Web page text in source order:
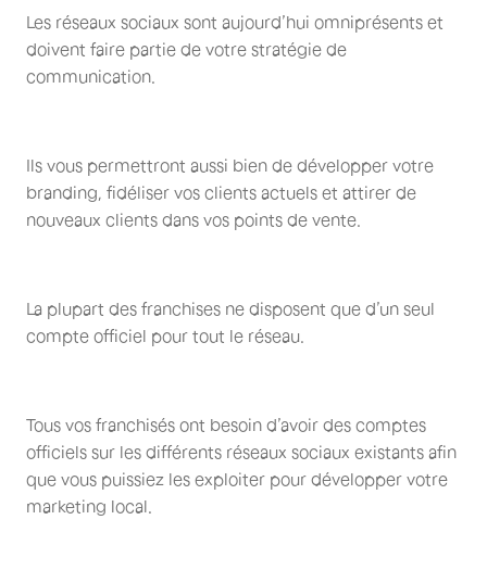
Les réseaux sociaux sont aujourd’hui omniprésents et
doivent faire partie de votre stratégie de
communication.
Ils vous permettront aussi bien de développer votre
branding, fidéliser vos clients actuels et attirer de
nouveaux clients dans vos points de vente.
La plupart des franchises ne disposent que d’un seul
compte officiel pour tout le réseau.
Tous vos franchisés ont besoin d’avoir des comptes
officiels sur les différents réseaux sociaux existants afin
que vous puissiez les exploiter pour développer votre
marketing local.